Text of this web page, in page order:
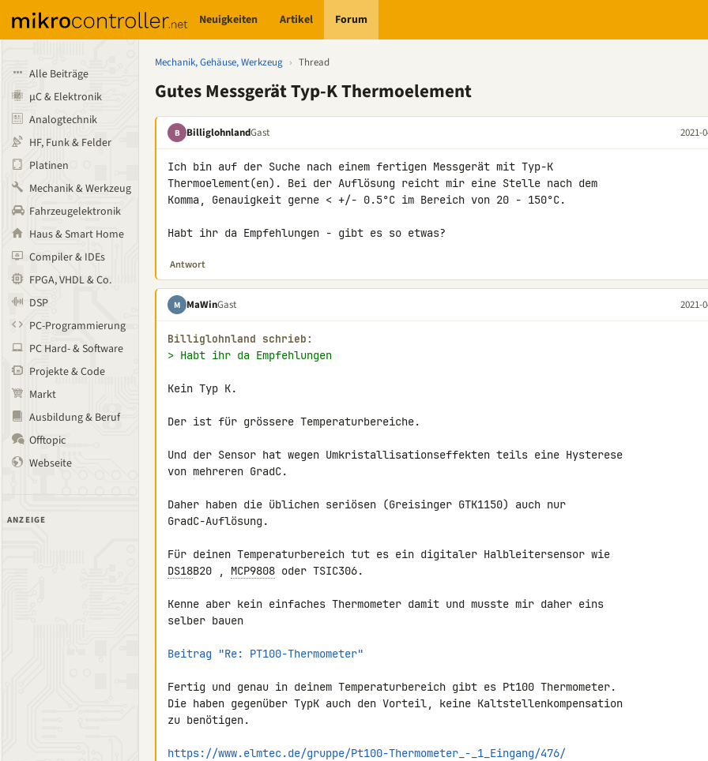
Neuigkeiten Artikel Forum
Alle Beiträge
µC & Elektronik
Analogtechnik
HF, Funk & Felder
Platinen
Mechanik & Werkzeug
Fahrzeugelektronik
Haus & Smart Home
Compiler & IDEs
FPGA, VHDL & Co.
DSP
PC-Programmierung
PC Hard- & Software
Projekte & Code
Markt
Ausbildung & Beruf
Offtopic
Webseite
ANZEIGE
Mechanik, Gehäuse, Werkzeug › Thread
Gutes Messgerät Typ-K Thermoelement
B BilliglohnlandGast 2021-
Ich bin auf der Suche nach einem fertigen Messgerät mit Typ-K
Thermoelement(en). Bei der Auflösung reicht mir eine Stelle nach dem
Komma, Genauigkeit gerne < +/- 0.5°C im Bereich von 20 - 150°C.
Habt ihr da Empfehlungen - gibt es so etwas?
Antwort
M MaWinGast 2021-
Billiglohnland schrieb:
> Habt ihr da Empfehlungen
Kein Typ K.
Der ist für grössere Temperaturbereiche.
Und der Sensor hat wegen Umkristallisationseffekten teils eine Hysterese
von mehreren GradC.
Daher haben die üblichen seriösen (Greisinger GTK1150) auch nur
GradC-Auflösung.
DS18B20 , MCP9808 oder TSIC306.
Kenne aber kein einfaches Thermometer damit und musste mir daher eins
selber bauen
Beitrag "Re: PT100-Thermometer"
Fertig und genau in deinem Temperaturbereich gibt es Pt100 Thermometer.
Die haben gegenüber TypK auch den Vorteil, keine Kaltstellenkompensation
zu benötigen.
https://www.elmtec.de/gruppe/Pt100-Thermometer_-_1_Eingang/476/